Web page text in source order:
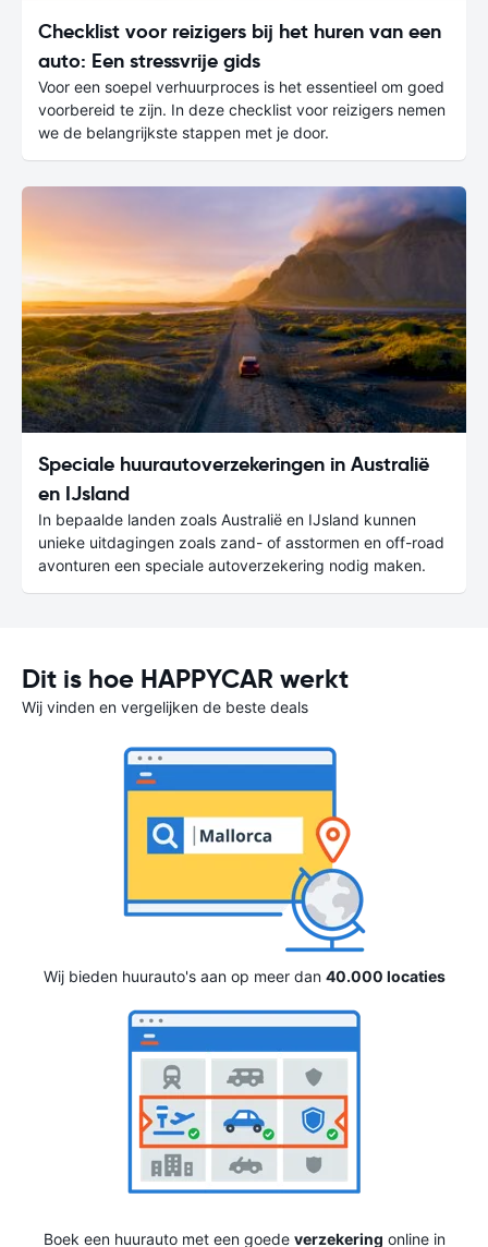
Checklist voor reizigers bij het huren van een
auto: Een stressvrije gids
Voor een soepel verhuurproces is het essentieel om goed
voorbereid te zijn. In deze checklist voor reizigers nemen
we de belangrijkste stappen met je door.
Speciale huurautoverzekeringen in Australië
en IJsland
In bepaalde landen zoals Australië en IJsland kunnen
unieke uitdagingen zoals zand- of asstormen en off-road
avonturen een speciale autoverzekering nodig maken.
Dit is hoe HAPPYCAR werkt
Wij vinden en vergelijken de beste deals
Wij bieden huurauto's aan op meer dan 40.000 locaties
Boek een huurauto met een goede verzekering online in